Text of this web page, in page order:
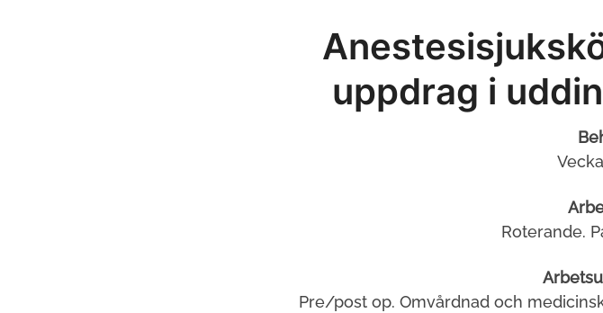
uppdrag i
Roterande.
Pre/post op. Omvårdnad och